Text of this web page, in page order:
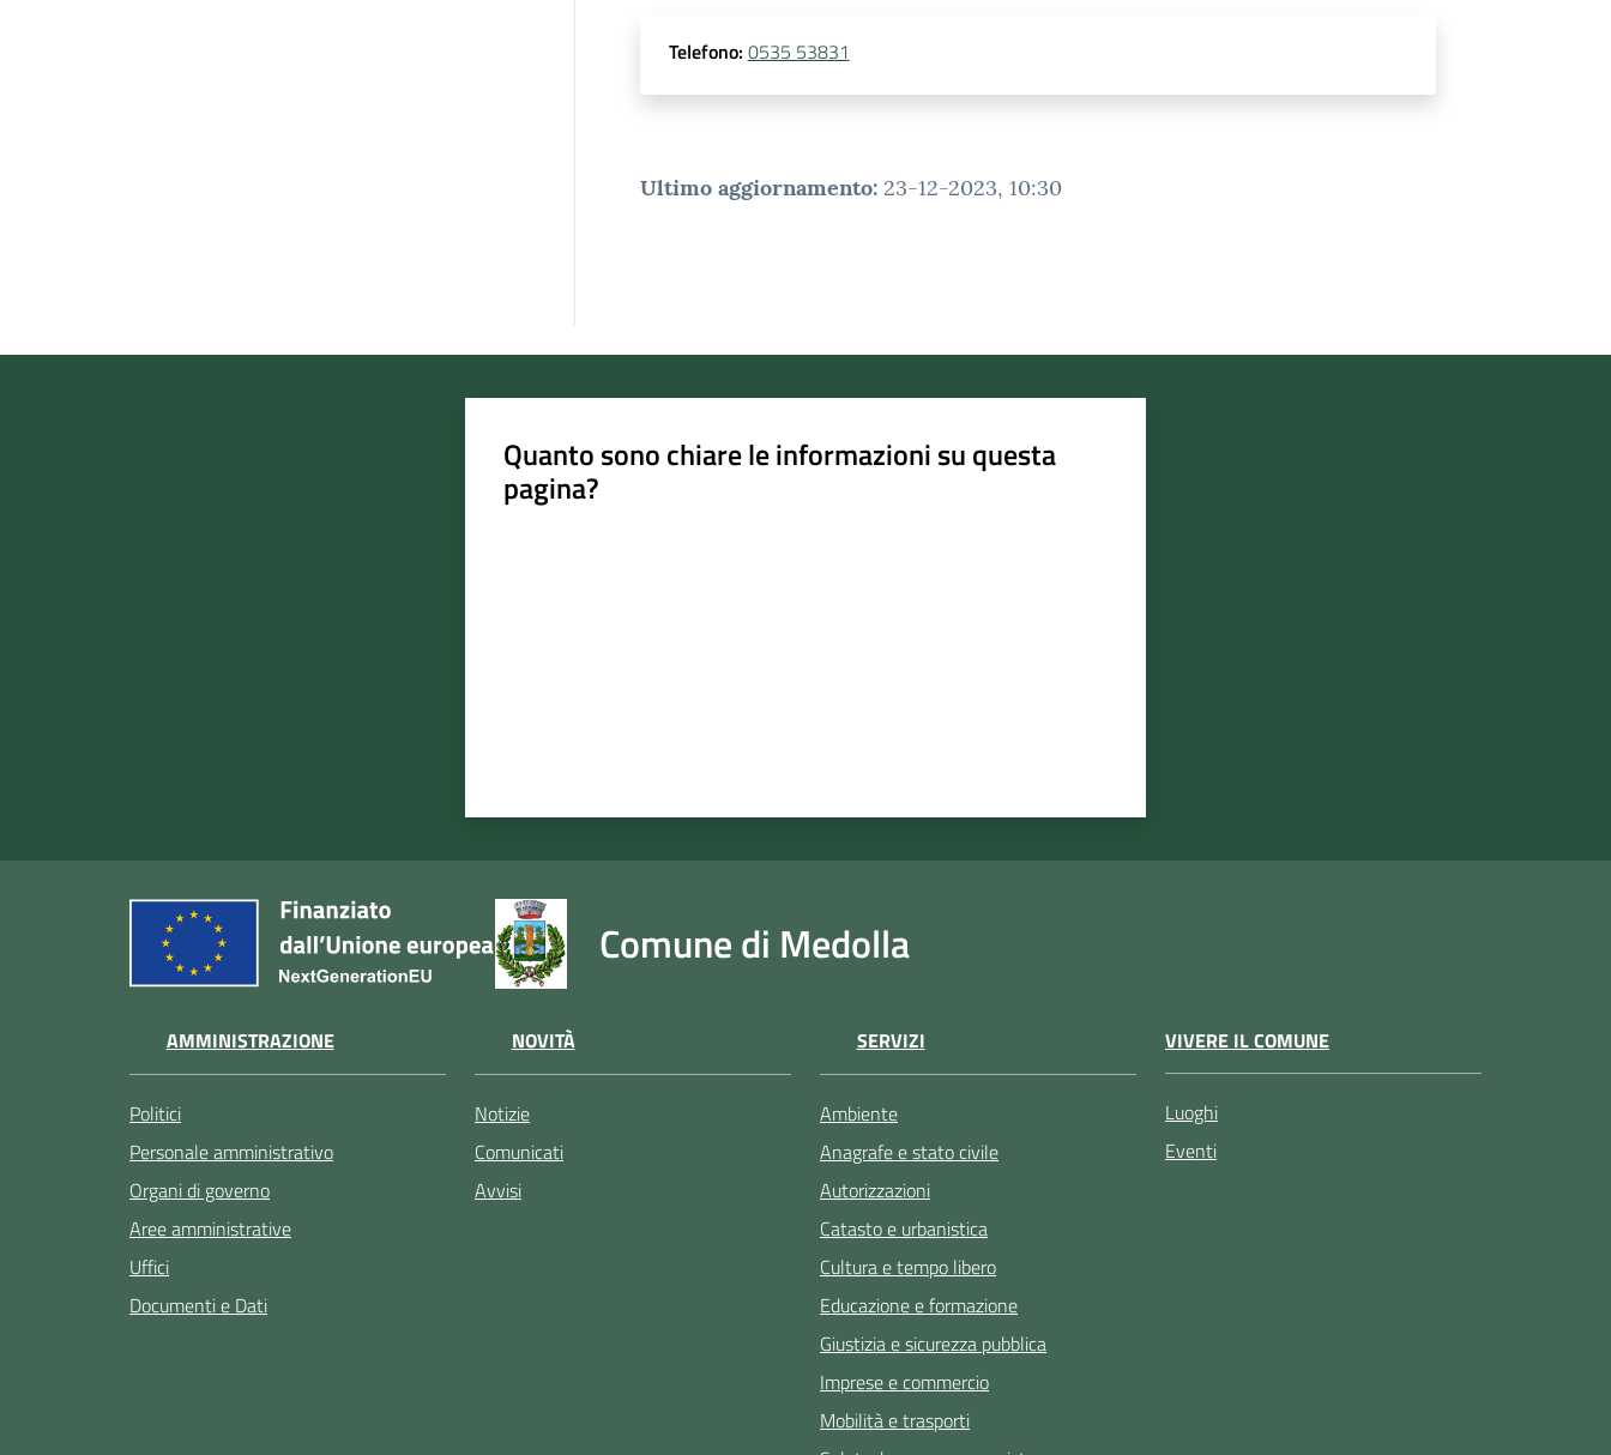
Telefono: 0535 53831
Ultimo aggiornamento: 23-12-2023, 10:30
Quanto sono chiare le informazioni su questa
pagina?
Comune di Medolla
AMMINISTRAZIONE
Politici
Personale amministrativo
Organi di governo
Aree amministrative
Uffici
Documenti e Dati
NOVITÀ
Notizie
Comunicati
Avvisi
SERVIZI
Ambiente
Anagrafe e stato civile
Autorizzazioni
Catasto e urbanistica
Cultura e tempo libero
Educazione e formazione
Giustizia e sicurezza pubblica
Imprese e commercio
Mobilità e trasporti
VIVERE IL COMUNE
Luoghi
Eventi